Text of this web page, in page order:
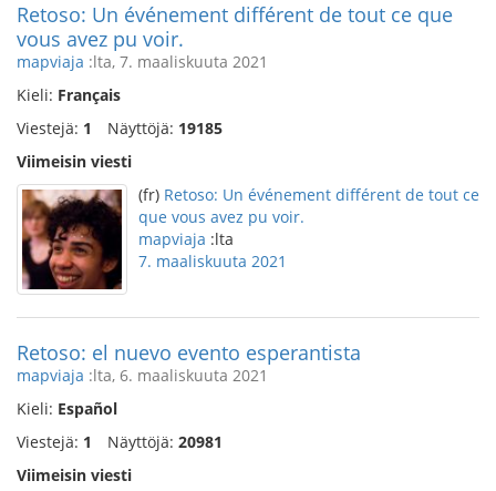
Retoso: Un événement différent de tout ce que
vous avez pu voir.
mapviaja :lta, 7. maaliskuuta 2021
Kieli: Français
Viestejä: 1 Näyttöjä: 19185
Viimeisin viesti
(fr) Retoso: Un événement différent de tout ce
que vous avez pu voir.
mapviaja :lta
7. maaliskuuta 2021
Retoso: el nuevo evento esperantista
mapviaja :lta, 6. maaliskuuta 2021
Kieli: Español
Viestejä: 1 Näyttöjä: 20981
Viimeisin viesti